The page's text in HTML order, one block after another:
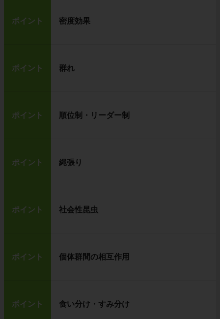
ポイント 密度効果
ポイント 群れ
ポイント 順位制・リーダー制
ポイント 縄張り
ポイント 社会性昆虫
ポイント 個体群間の相互作用
ポイント 食い分け・すみ分け